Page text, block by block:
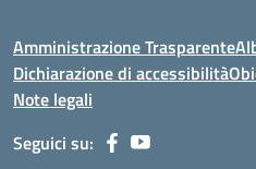
Amministrazione Trasparente
Dichiarazione di accessibilità
Note legali
Seguici su: